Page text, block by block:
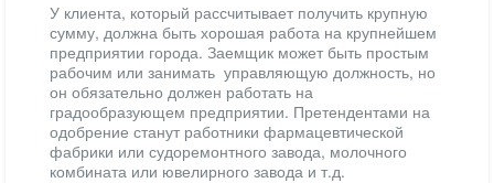
У клиента, который рассчитывает получить крупную
сумму, должна быть хорошая работа на крупнейшем
предприятии города. Заемщик может быть простым
рабочим или занимать управляющую должность, но
он обязательно должен работать на
градообразующем предприятии. Претендентами на
одобрение станут работники фармацевтической
фабрики или судоремонтного завода, молочного
комбината или ювелирного завода и т.д.